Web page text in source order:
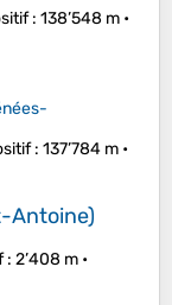
: 138’548 m •
: 137’784 m •
Antoine)
: 2’408 m •